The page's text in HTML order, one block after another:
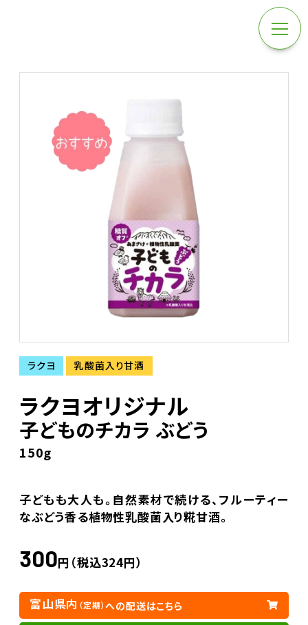
ラクヨ 乳酸菌入り甘酒
ラクヨオリジナル
子どものチカラ ぶどう
150g
子どもも大人も。自然素材で続ける、フルーティー
なぶどう香る植物性乳酸菌入り糀甘酒。
300円（税込324円）
富山県内 （定期）への配送はこちら